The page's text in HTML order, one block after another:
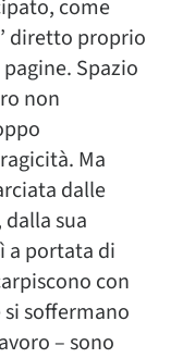
come
diretto proprio
Spazio
non
Ma
dalle
sua
a portata di
con
soffermano
– sono